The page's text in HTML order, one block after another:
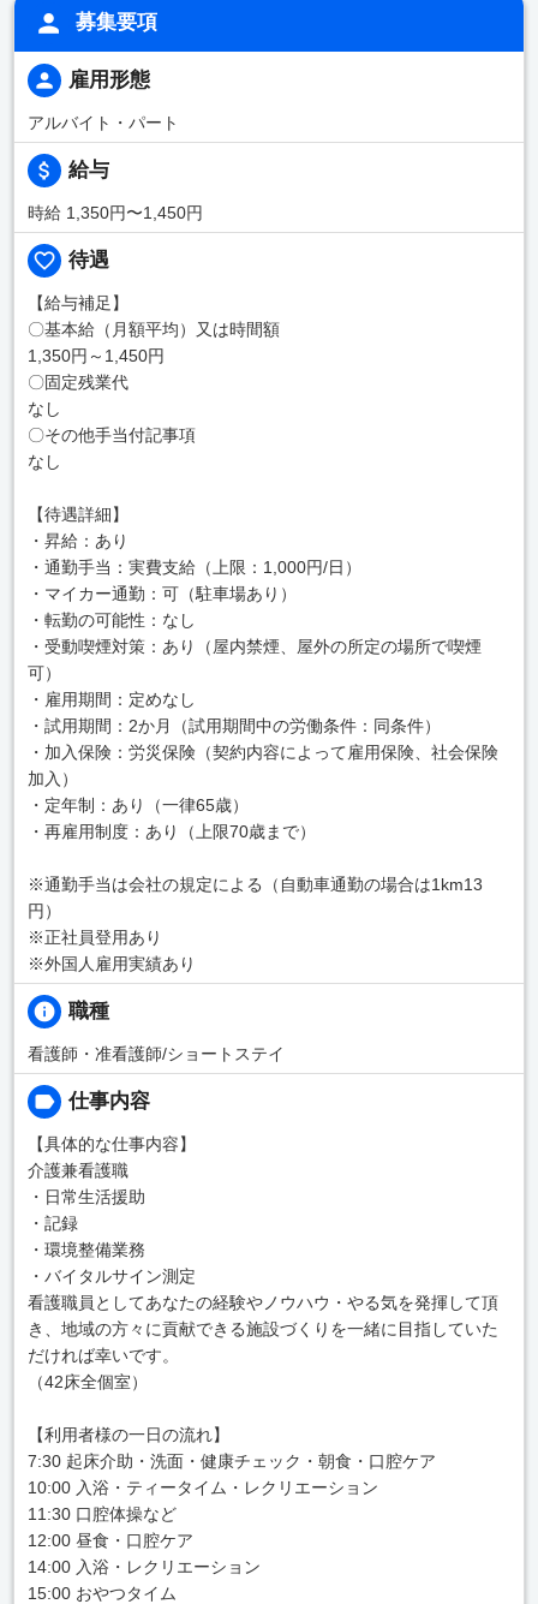
募集要項
雇用形態
アルバイト・パート
給与
時給 1,350円〜1,450円
待遇
【給与補足】
〇基本給（月額平均）又は時間額
1,350円～1,450円
〇固定残業代
なし
〇その他手当付記事項
なし
【待遇詳細】
・昇給：あり
・通勤手当：実費支給（上限：1,000円/日）
・マイカー通勤：可（駐車場あり）
・転勤の可能性：なし
・受動喫煙対策：あり（屋内禁煙、屋外の所定の場所で喫煙
可）
・雇用期間：定めなし
・試用期間：2か月（試用期間中の労働条件：同条件）
・加入保険：労災保険（契約内容によって雇用保険、社会保険
加入）
・定年制：あり（一律65歳）
・再雇用制度：あり（上限70歳まで）
※通勤手当は会社の規定による（自動車通勤の場合は1km13
円）
※正社員登用あり
※外国人雇用実績あり
職種
看護師・准看護師/ショートステイ
仕事内容
【具体的な仕事内容】
介護兼看護職
・日常生活援助
・記録
・環境整備業務
・バイタルサイン測定
看護職員としてあなたの経験やノウハウ・やる気を発揮して頂
き、地域の方々に貢献できる施設づくりを一緒に目指していた
だければ幸いです。
（42床全個室）
【利用者様の一日の流れ】
7:30 起床介助・洗面・健康チェック・朝食・口腔ケア
10:00 入浴・ティータイム・レクリエーション
11:30 口腔体操など
12:00 昼食・口腔ケア
14:00 入浴・レクリエーション
15:00 おやつタイム